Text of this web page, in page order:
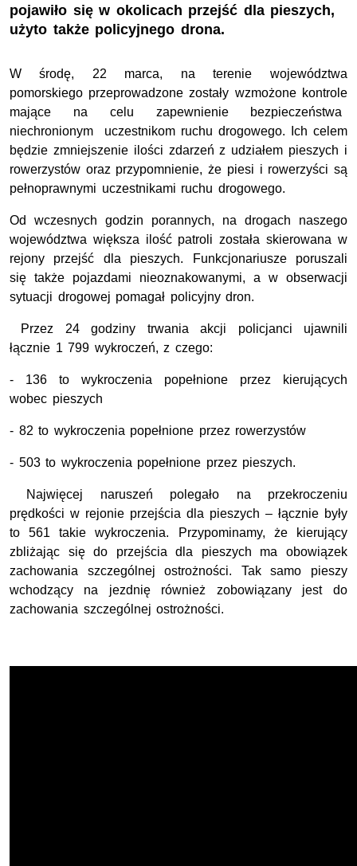
pojawiło się w okolicach przejść dla pieszych,
użyto także policyjnego drona.
W środę, 22 marca, na terenie województwa
pomorskiego przeprowadzone zostały wzmożone kontrole
mające na celu zapewnienie bezpieczeństwa
niechronionym uczestnikom ruchu drogowego. Ich celem
będzie zmniejszenie ilości zdarzeń z udziałem pieszych i
rowerzystów oraz przypomnienie, że piesi i rowerzyści są
pełnoprawnymi uczestnikami ruchu drogowego.
Od wczesnych godzin porannych, na drogach naszego
województwa większa ilość patroli została skierowana w
rejony przejść dla pieszych. Funkcjonariusze poruszali
się także pojazdami nieoznakowanymi, a w obserwacji
sytuacji drogowej pomagał policyjny dron.
Przez 24 godziny trwania akcji policjanci ujawnili
łącznie 1 799 wykroczeń, z czego:
- 136 to wykroczenia popełnione przez kierujących
wobec pieszych
- 82 to wykroczenia popełnione przez rowerzystów
- 503 to wykroczenia popełnione przez pieszych.
Najwięcej naruszeń polegało na przekroczeniu
prędkości w rejonie przejścia dla pieszych – łącznie były
to 561 takie wykroczenia. Przypominamy, że kierujący
zbliżając się do przejścia dla pieszych ma obowiązek
zachowania szczególnej ostrożności. Tak samo pieszy
wchodzący na jezdnię również zobowiązany jest do
zachowania szczególnej ostrożności.